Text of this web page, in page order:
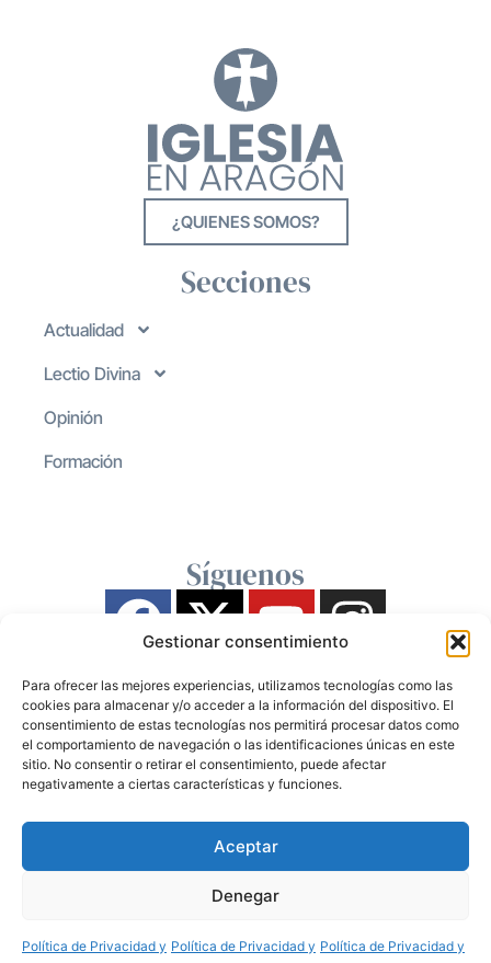
Gestionar consentimiento
Para ofrecer las mejores experiencias, utilizamos tecnologías como las
cookies para almacenar y/o acceder a la información del dispositivo. El
consentimiento de estas tecnologías nos permitirá procesar datos como
el comportamiento de navegación o las identificaciones únicas en este
sitio. No consentir o retirar el consentimiento, puede afectar
negativamente a ciertas características y funciones.
Aceptar
Denegar
Política de Privacidad y Política de Privacidad y Política de Privacidad y
¿QUIENES SOMOS?
Secciones
Actualidad
Lectio Divina
Opinión
Formación
Síguenos